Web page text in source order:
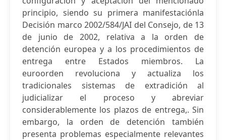
principio, siendo su primera manifestaciónla
Decisión marco 2002/584/JAI del Consejo, de 13
de junio de 2002, relativa a la orden de
detención europea y a los procedimientos de
entrega entre Estados miembros. La
euroorden revoluciona y actualiza los
tradicionales sistemas de extradición al
judicializar el proceso y abreviar
considerablemente los plazos de entrega,. Sin
embargo, la orden de detención también
presenta problemas especialmente relevantes